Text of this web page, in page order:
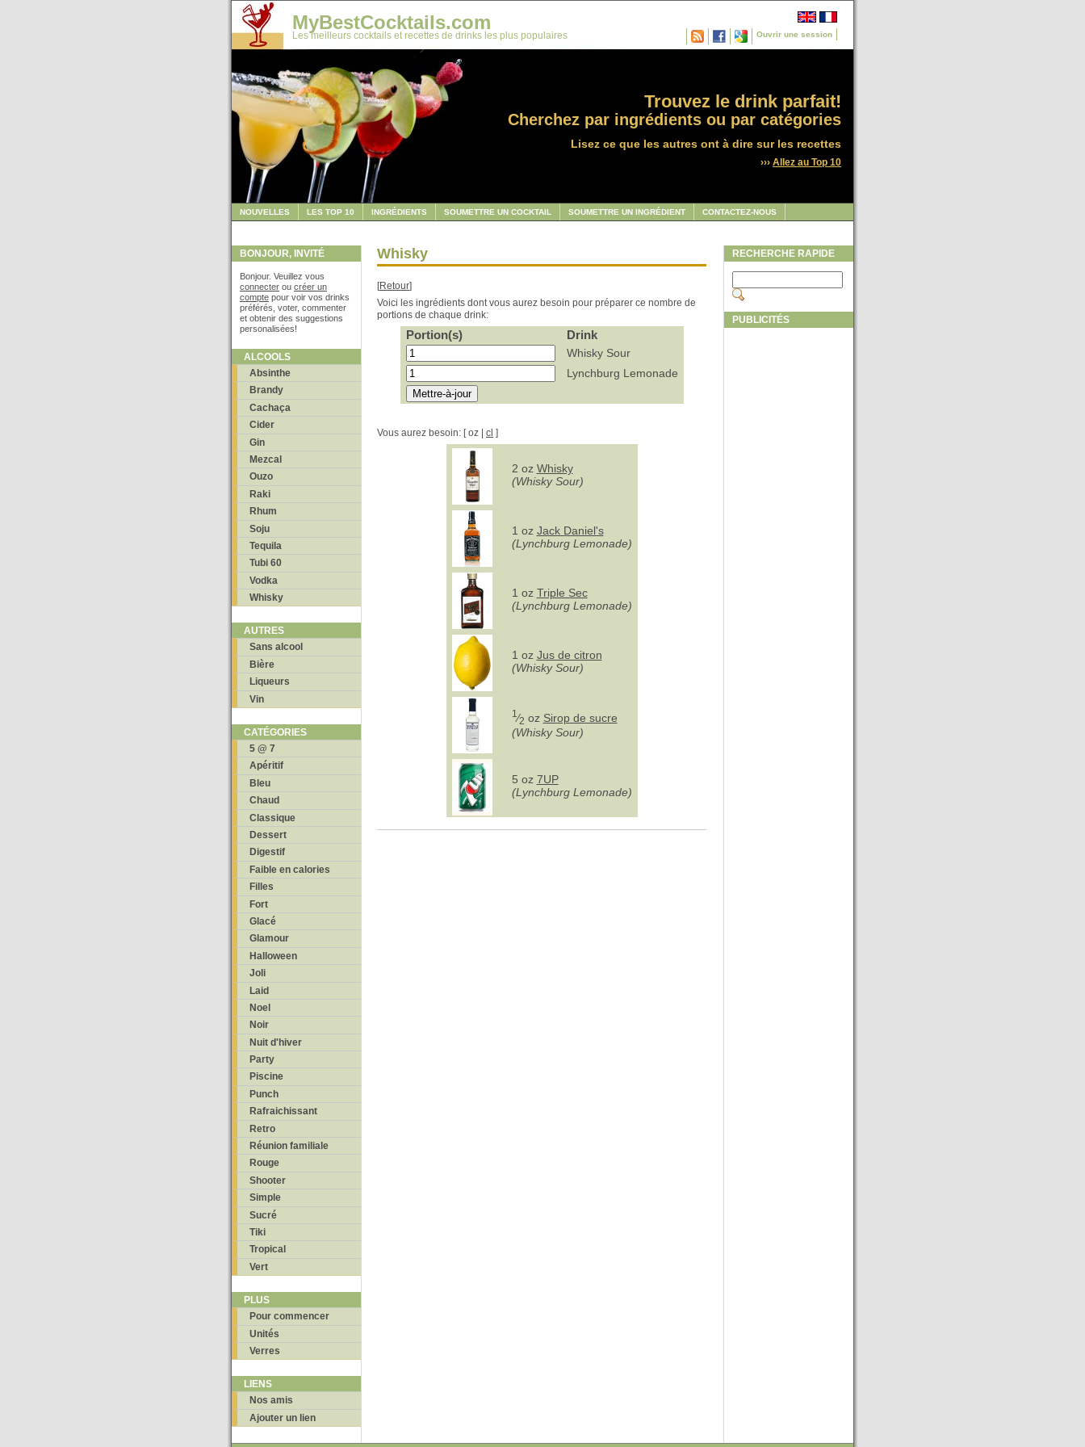
Ouvrir une session
MyBestCocktails.com
Les meilleurs cocktails et recettes de drinks les plus populaires
Trouvez le drink parfait!
Cherchez par ingrédients ou par catégories
Lisez ce que les autres ont à dire sur les recettes
››› Allez au Top 10
NOUVELLES LES TOP 10 INGRÉDIENTS SOUMETTRE UN COCKTAIL SOUMETTRE UN INGRÉDIENT CONTACTEZ-NOUS
BONJOUR, INVITÉ
Bonjour. Veuillez vous
connecter ou créer un
compte pour voir vos drinks
préférés, voter, commenter
et obtenir des suggestions
personalisées!
ALCOOLS
Absinthe
Brandy
Cachaça
Cider
Gin
Mezcal
Ouzo
Raki
Rhum
Soju
Tequila
Tubi 60
Vodka
Whisky
AUTRES
Sans alcool
Bière
Liqueurs
Vin
CATÉGORIES
5 @ 7
Apéritif
Bleu
Chaud
Classique
Dessert
Digestif
Faible en calories
Filles
Fort
Glacé
Glamour
Halloween
Joli
Laid
Noel
Noir
Nuit d'hiver
Party
Piscine
Punch
Rafraichissant
Retro
Réunion familiale
Rouge
Shooter
Simple
Sucré
Tiki
Tropical
Vert
PLUS
Pour commencer
Unités
Verres
LIENS
Nos amis
Ajouter un lien
Whisky
[Retour]
Voici les ingrédients dont vous aurez besoin pour préparer ce nombre de
portions de chaque drink:
Portion(s) Drink
Whisky Sour
Lynchburg Lemonade
Vous aurez besoin: [ oz | cl ]
2 oz Whisky
(Whisky Sour)
1 oz Jack Daniel's
(Lynchburg Lemonade)
1 oz Triple Sec
(Lynchburg Lemonade)
1 oz Jus de citron
(Whisky Sour)
1⁄2 oz Sirop de sucre
(Whisky Sour)
5 oz 7UP
(Lynchburg Lemonade)
RECHERCHE RAPIDE
PUBLICITÉS